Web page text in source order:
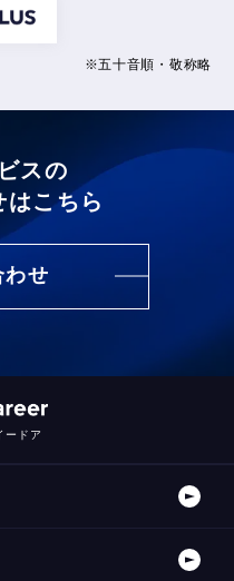
※五十音順・敬称略
スの
はこちら
わせ
ードア